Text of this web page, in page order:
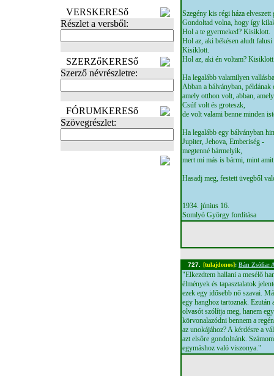
VERSKERESő
Részlet a versből:
SZERZőKERESő
Szerző névrészletre:
FÓRUMKERESő
Szövegrészlet:
Szegény kis régi háza
Gondoltad volna, hogy így
Hol a te gyermeked? Kisiklott.
Hol az, aki békésen aludt falusi
Kisiklott.
Hol az, aki én voltam?
Ha legalább valamilyen
Abban a bálványban, példának
amely otthon volt, abban,
Csúf volt és groteszk,
de volt valami benne minden
Ha legalább egy bálványban
Jupiter, Jehova, Emberiség -
megtenné bármelyik,
mert mi más is bármi, mint
Hasadj meg, festett üvegből
1934. június 16.
Somlyó György fordítása
727. [tulajdonos]: Bán Zsófia:
"Elkezdtem hallani a mesélő
élmények és tapasztalatok
ezek egy idősebb nő szavai.
egy hanghoz tartoznak.
olvasót szólítja meg, hanem
körvonalazódni bennem a
az unokájához? A kérdésre a
azt elsőre gondolnánk.
egymáshoz való viszonya."